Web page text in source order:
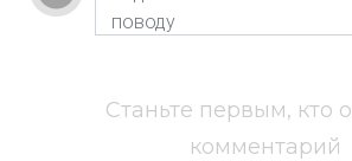
Станьте первым, кто
комментарий